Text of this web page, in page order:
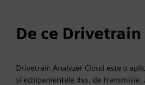
De ce
Drivetrain Analyzer Cloud este o
și echipamentele dvs. de